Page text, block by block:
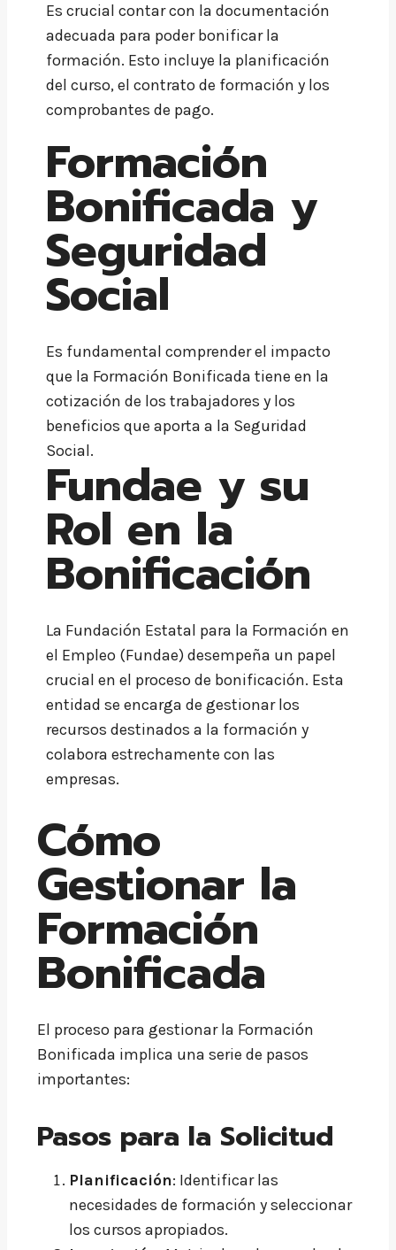
Es crucial contar con la documentación
adecuada para poder bonificar la
formación. Esto incluye la planificación
del curso, el contrato de formación y los
comprobantes de pago.
Formación
Bonificada y
Seguridad
Social
Es fundamental comprender el impacto
que la Formación Bonificada tiene en la
cotización de los trabajadores y los
beneficios que aporta a la Seguridad
Social.
Fundae y su
Rol en la
Bonificación
La Fundación Estatal para la Formación en
el Empleo (Fundae) desempeña un papel
crucial en el proceso de bonificación. Esta
entidad se encarga de gestionar los
recursos destinados a la formación y
colabora estrechamente con las
empresas.
Cómo
Gestionar la
Formación
Bonificada
El proceso para gestionar la Formación
Bonificada implica una serie de pasos
importantes:
Pasos para la Solicitud
Planificación: Identificar las
necesidades de formación y seleccionar
los cursos apropiados.